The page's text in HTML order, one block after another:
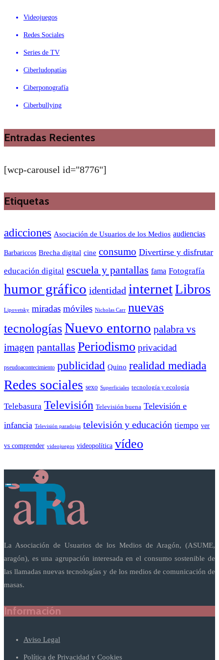
Videojuegos
Redes Sociales
Series de TV
Ciberludopatías
Ciberponografía
Ciberbullying
Entradas Recientes
[wcp-carousel id="8776"]
Etiquetas
adicciones Asociación de Usuarios de los Medios audiencias
Barbariccos Brecha digital cine consumo Divertirse y disfrutar
educación digital escuela y pantallas fama Fotografía
humor gráfico identidad internetLibros
Lipovetsky miradas móviles Nicholas Carr nuevas
tecnologíasNuevo entorno palabra vs
imagen pantallas Periodismo privacidad
pseudoacontecimiento publicidad Quino realidad mediada
Redes sociales sexo Superficiales tecnología y ecología
Telebasura Televisión Televisión buena Televisión e
infancia Televisión paradojas televisión y educación tiempo ver
vs comprender videojuegos videopolítica vídeo
La Asociación de Usuarios de los Medios de Aragón, (ASUME,
aragón), es una agrupación interesada en el consumo sostenible de
las llamadas nuevas tecnologías y de los medios de comunicación de
masas.
Información
Aviso Legal
Política de Privacidad y Cookies